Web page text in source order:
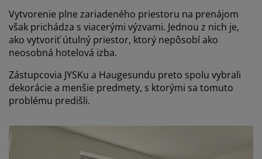
Vytvorenie plne zariadeného priestoru na prenájom
však prichádza s viacerými výzvami. Jednou z nich je,
ako vytvoriť útulný priestor, ktorý nepôsobí ako
neosobná hotelová izba.
Zástupcovia JYSKu a Haugesundu preto spolu vybrali
dekorácie a menšie predmety, s ktorými sa tomuto
problému predišli.